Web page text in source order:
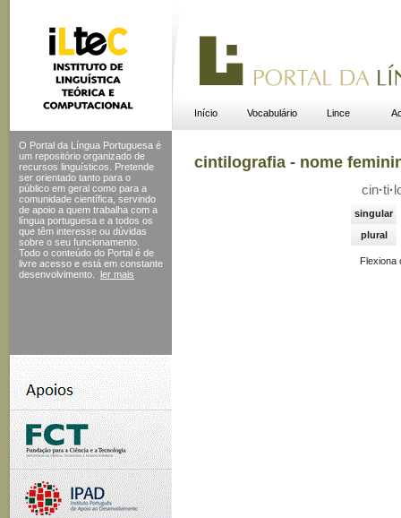
Início Vocabulário Lince
O Portal da Língua Portuguesa é
um repositório organizado de
recursos linguísticos. Pretende
ser orientado tanto para o
público em geral como para a
comunidade científica, servindo
de apoio a quem trabalha com a
língua portuguesa e a todos os
que têm interesse ou dúvidas
sobre o seu funcionamento.
Todo o conteúdo do Portal é de
livre acesso e está em constante
desenvolvimento.
ler mais
cintilografia - nome
cin·ti·
singular
plural
Flexiona